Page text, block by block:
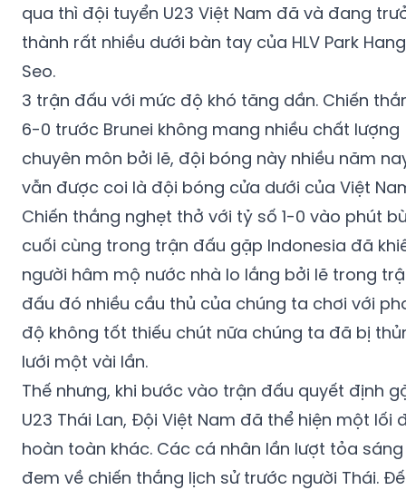
qua thì đội tuyển U23 Việt Nam đã và đang
thành rất nhiều dưới bàn tay của HLV Park Hang
Seo.
3 trận đấu với mức độ khó tăng dần. Chiến
6-0 trước Brunei không mang nhiều chất lượng
chuyên môn bởi lẽ, đội bóng này nhiều năm
vẫn được coi là đội bóng cửa dưới của Việt
Chiến thắng nghẹt thở với tỷ số 1-0 vào phút
cuối cùng trong trận đấu gặp Indonesia đã
người hâm mộ nước nhà lo lắng bởi lẽ trong
đấu đó nhiều cầu thủ của chúng ta chơi với
độ không tốt thiếu chút nữa chúng ta đã bị
lưới một vài lần.
Thế nhưng, khi bước vào trận đấu quyết định
U23 Thái Lan, Đội Việt Nam đã thể hiện một lối
hoàn toàn khác. Các cá nhân lần lượt tỏa sáng
đem về chiến thắng lịch sử trước người Thái.